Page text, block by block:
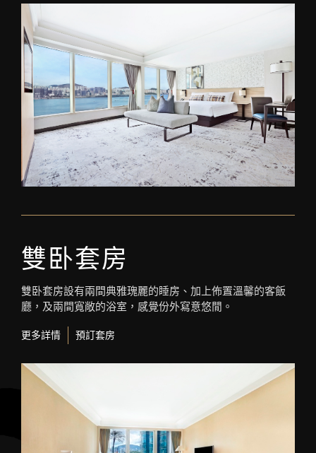
雙卧套房
雙卧套房設有兩間典雅瑰麗的睡房、加上佈置溫馨的客飯
廳，及兩間寬敞的浴室，感覺份外寫意悠閒。
更多詳情 預訂套房